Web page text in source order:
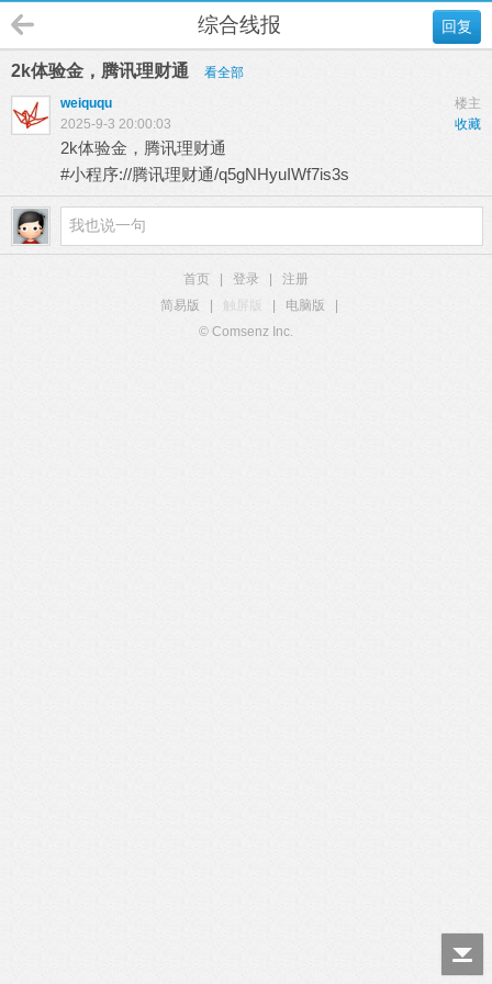
回复
综合线报
2k体验金，腾讯理财通
看全部
楼主
weiququ
收藏
2025-9-3 20:00:03
2k体验金，腾讯理财通
#小程序://腾讯理财通/q5gNHyuIWf7is3s
首页 登录
注册
简易版
触屏版 电脑版
© Comsenz Inc.